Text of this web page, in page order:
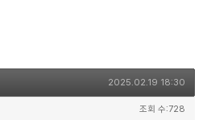
2025.02.19 18:30
조회 수:728